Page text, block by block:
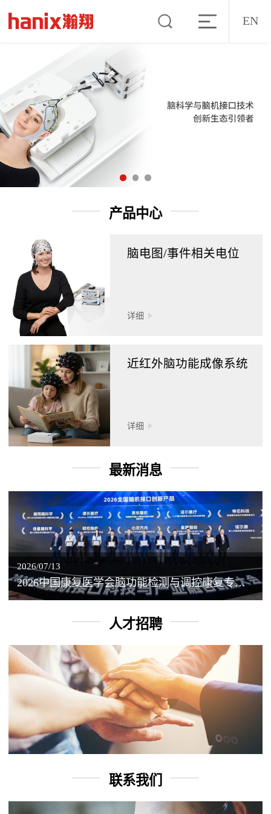
EN
产品中心
脑电图/事件相关电位
详细
近红外脑功能成像系统
详细
最新消息
2026/07/13
2026中国康复医学会脑功能检测与调控康复专业委员会学术年会丨脑客中国：脑机接口——EEG驱动TMS闭环调控工作坊
人才招聘
联系我们